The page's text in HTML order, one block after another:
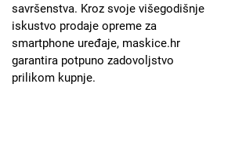
savršenstva. Kroz svoje višegodišnje
iskustvo prodaje opreme za
smartphone uređaje, maskice.hr
garantira potpuno zadovoljstvo
prilikom kupnje.